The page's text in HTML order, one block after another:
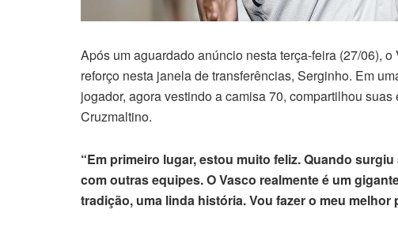
Após um aguardado anúncio nesta terça-feira (27/06),
reforço nesta janela de transferências, Serginho. Em
jogador, agora vestindo a camisa 70, compartilhou
Cruzmaltino.
“Em primeiro lugar, estou muito feliz. Quando
com outras equipes. O Vasco realmente é um
tradição, uma linda história. Vou fazer o meu